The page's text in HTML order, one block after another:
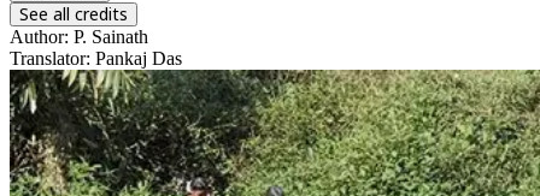
See all credits
Author: P. Sainath
Translator: Pankaj Das